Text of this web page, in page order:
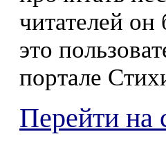
читателей он
это
портале
Перейти на